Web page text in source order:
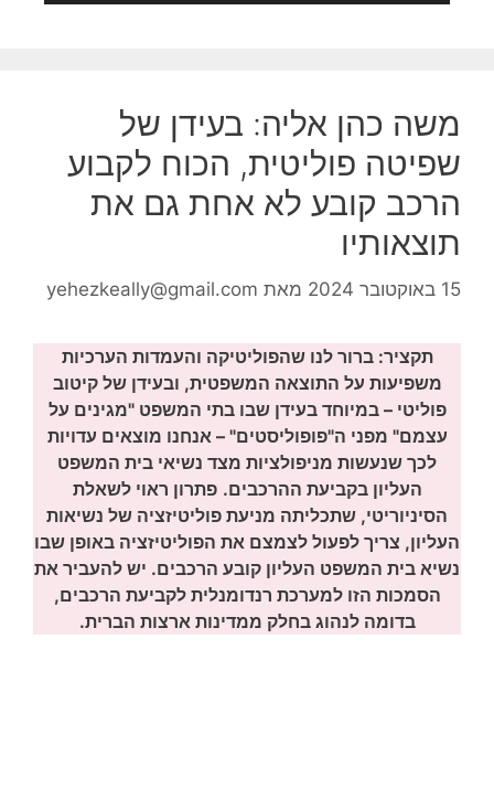
משה כהן אליה: בעידן של
שפיטה פוליטית, הכוח לקבוע
הרכב קובע לא אחת גם את
תוצאותיו
15 באוקטובר 2024 מאת yehezkeally@gmail.com
תקציר: ברור לנו שהפוליטיקה והעמדות הערכיות
משפיעות על התוצאה המשפטית, ובעידן של קיטוב
פוליטי – במיוחד בעידן שבו בתי המשפט "מגינים על
עצמם" מפני ה"פופוליסטים" – אנחנו מוצאים עדויות
לכך שנעשות מניפולציות מצד נשיאי בית המשפט
העליון בקביעת ההרכבים. פתרון ראוי לשאלת
הסיניוריטי, שתכליתה מניעת פוליטיזציה של נשיאות
העליון, צריך לפעול לצמצם את הפוליטיזציה באופן שבו
נשיא בית המשפט העליון קובע הרכבים. יש להעביר את
הסמכות הזו למערכת רנדומנלית לקביעת הרכבים,
בדומה לנהוג בחלק ממדינות ארצות הברית.